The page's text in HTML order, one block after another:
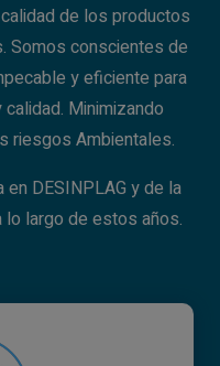
de los productos
Somos conscientes de
y eficiente para
Minimizando
riesgos Ambientales.
DESINPLAG y de la
largo de estos años.